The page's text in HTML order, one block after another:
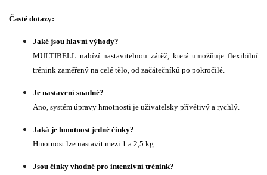
Časté dotazy:
Jaké jsou hlavní výhody?
MULTIBELL nabízí nastavitelnou zátěž, která umožňuje flexibilní
trénink zaměřený na celé tělo, od začátečníků po pokročilé.
Je nastavení snadné?
Ano, systém úpravy hmotnosti je uživatelsky přívětivý a rychlý.
Jaká je hmotnost jedné činky?
Hmotnost lze nastavit mezi 1 a 2,5 kg.
Jsou činky vhodné pro intenzivní trénink?